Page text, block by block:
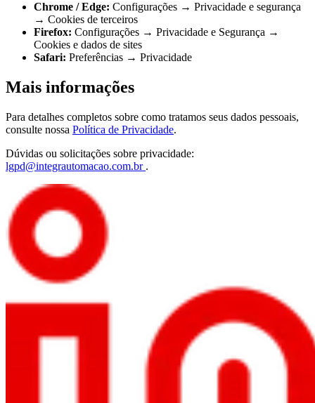
Chrome / Edge: Configurações → Privacidade e segurança
→ Cookies de terceiros
Firefox: Configurações → Privacidade e Segurança →
Cookies e dados de sites
Safari: Preferências → Privacidade
Mais informações
Para detalhes completos sobre como tratamos seus dados pessoais,
consulte nossa Política de Privacidade.
Dúvidas ou solicitações sobre privacidade:
lgpd@integrautomacao.com.br .